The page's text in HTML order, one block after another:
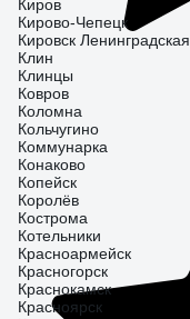
Киров
Кирово-Чепецк
Кировск
Клин
Клинцы
Ковров
Коломна
Кольчугино
Коммунарка
Конаково
Копейск
Королёв
Кострома
Котельники
Красноармейск
Красногорск
Краснокамск
Красноярск